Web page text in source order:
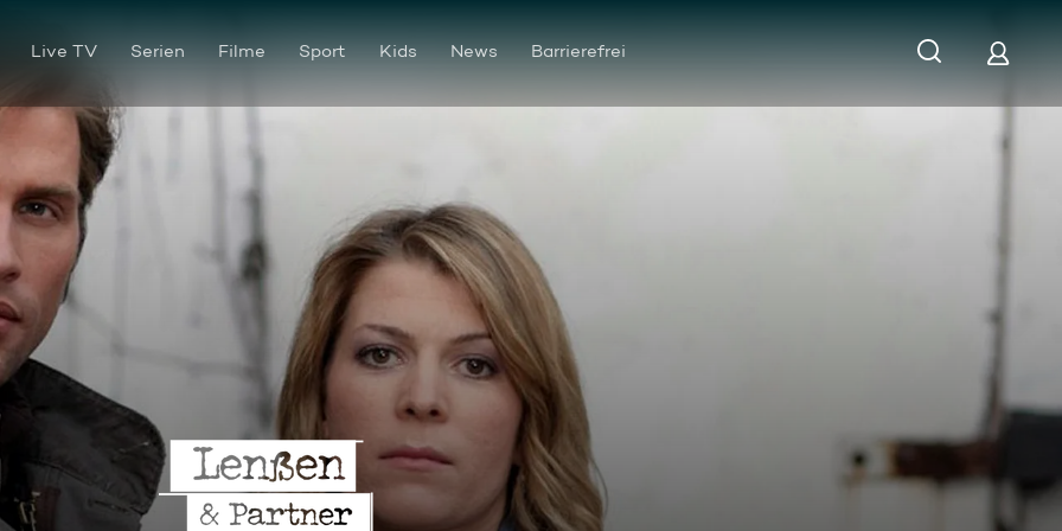
Live TV Serien Filme Sport Kids News Barrierefrei
Tödlicher Lotto-Jackpot